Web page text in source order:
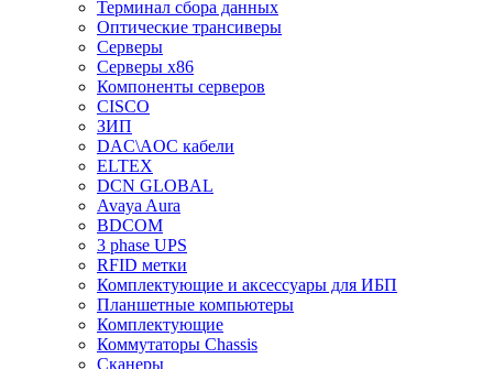
Терминал сбора данных
Оптические трансиверы
Серверы
Серверы x86
Компоненты серверов
CISCO
ЗИП
DAC\AOC кабели
ELTEX
DCN GLOBAL
Avaya Aura
BDCOM
3 phase UPS
RFID метки
Комплектующие и аксессуары для ИБП
Планшетные компьютеры
Комплектующие
Коммутаторы Chassis
Сканеры